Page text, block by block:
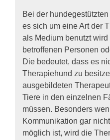
Bei der
es sich um eine Art der
als Medium benutzt
betroffenen Personen
Die bedeutet, dass es
Therapiehund zu
ausgebildeten
Tiere in den einzelnen
müssen. Besonders
Kommunikation gar
möglich ist, wird die